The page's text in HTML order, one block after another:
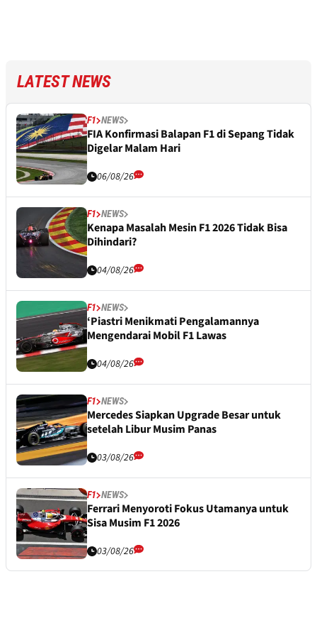
LATEST NEWS
F1 NEWS
FIA Konfirmasi Balapan F1 di Sepang Tidak
Digelar Malam Hari
06/08/26
F1 NEWS
Kenapa Masalah Mesin F1 2026 Tidak Bisa
Dihindari?
04/08/26
F1 NEWS
‘Piastri Menikmati Pengalamannya
Mengendarai Mobil F1 Lawas
04/08/26
F1 NEWS
Mercedes Siapkan Upgrade Besar untuk
setelah Libur Musim Panas
03/08/26
F1 NEWS
Ferrari Menyoroti Fokus Utamanya untuk
Sisa Musim F1 2026
03/08/26